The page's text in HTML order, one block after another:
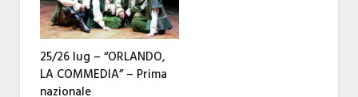
25/26 lug – “ORLANDO,
LA COMMEDIA” – Prima
nazionale